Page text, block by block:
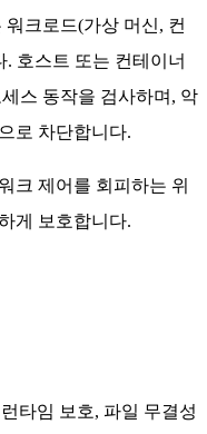
크로드(가상 머신, 컨
호스트 또는 컨테이너
스 동작을 검사하며, 악
로 차단합니다.
크 제어를 회피하는 위
게 보호합니다.
타임 보호, 파일 무결성